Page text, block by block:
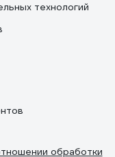
технологий
обработки